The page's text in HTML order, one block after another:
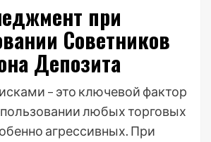
при
Советников
Депозита
– это ключевой фактор
любых торговых
агрессивных. При